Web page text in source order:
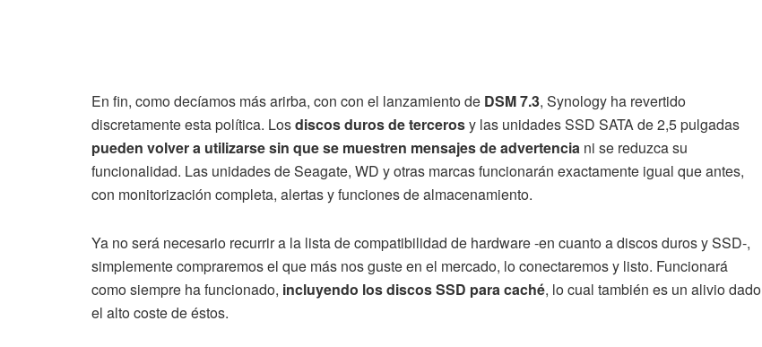
En fin, como decíamos más arirba, con con el lanzamiento de DSM 7.3, Synology ha revertido
discretamente esta política. Losdiscos duros de tercerosy las unidades SSD SATA de 2,5 pulgadas
pueden volver a utilizarse sin que se muestren mensajes de advertencia ni se reduzca su
funcionalidad. Las unidades de Seagate, WD y otras marcas funcionarán exactamente igual que antes,
con monitorización completa, alertas y funciones de almacenamiento.
Ya no será necesario recurrir a la lista de compatibilidad de hardware -en cuanto a discos duros y SSD-,
simplemente compraremos el que más nos guste en el mercado, lo conectaremos y listo. Funcionará
como siempre ha funcionado, incluyendo los discos SSD para caché, lo cual también es un alivio dado
el alto coste de éstos.